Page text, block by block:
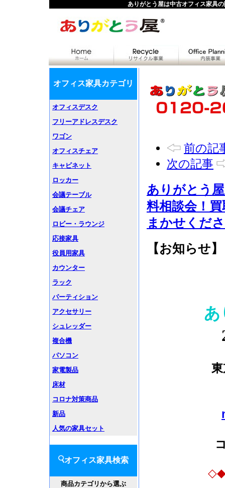
ありがとう屋は中古オフィス家具
前の記
次の記事
ありがとう
料相談会！
まかせくだ
【お知らせ】
オフィス家具カテゴリ
オフィスデスク
フリーアドレスデスク
ワゴン
オフィスチェア
キャビネット
ロッカー
会議テーブル
会議チェア
ロビー・ラウンジ
応接家具
役員用家具
カウンター
ラック
パーティション
アクセサリー
シュレッダー
複合機
パソコン
家電製品
床材
コロナ対策商品
新品
人気の家具セット
オフィス家具検索
商品カテゴリから選ぶ